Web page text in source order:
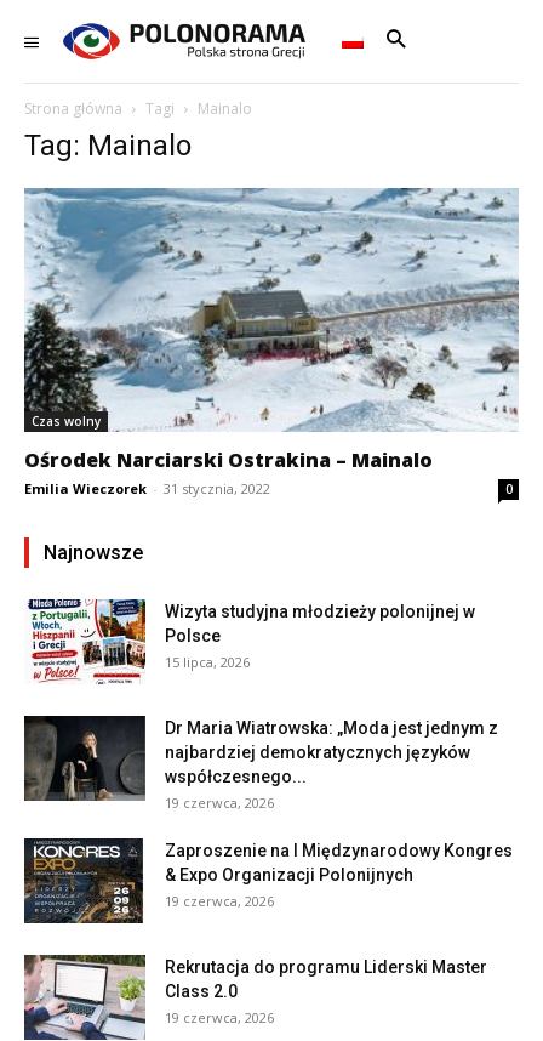
Strona główna Tagi Mainalo
Tag: Mainalo
Czas wolny
Ośrodek Narciarski Ostrakina – Mainalo
Emilia Wieczorek - 31 stycznia, 2022 0
Najnowsze
Wizyta studyjna młodzieży polonijnej w
Polsce
15 lipca, 2026
Dr Maria Wiatrowska: „Moda jest jednym z
najbardziej demokratycznych języków
współczesnego...
19 czerwca, 2026
Zaproszenie na I Międzynarodowy Kongres
& Expo Organizacji Polonijnych
19 czerwca, 2026
Rekrutacja do programu Liderski Master
Class 2.0
19 czerwca, 2026